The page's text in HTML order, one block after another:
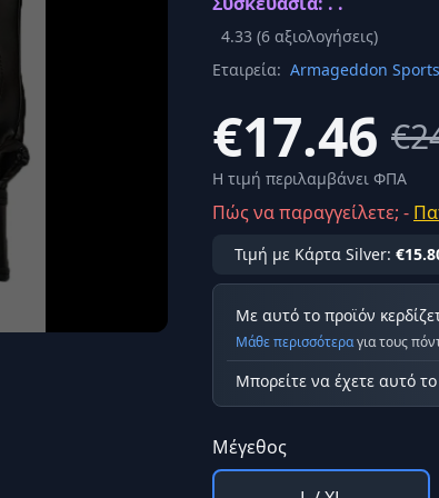
Προβολή όλων των αποτελεσμάτων
4.33 (6 αξιολογήσεις)
Εταιρεία: Armageddon Sports
€17.46
Η τιμή περιλαμβάνει ΦΠΑ
Πώς να παραγγείλετε; -
Τιμή με Κάρτα Silver:
Με αυτό το προϊόν
Μάθε περισσότεραγια τους
Μπορείτε να έχετε αυτό
Μέγεθος
Σύνδεση
Εγγραφείτε εδώ